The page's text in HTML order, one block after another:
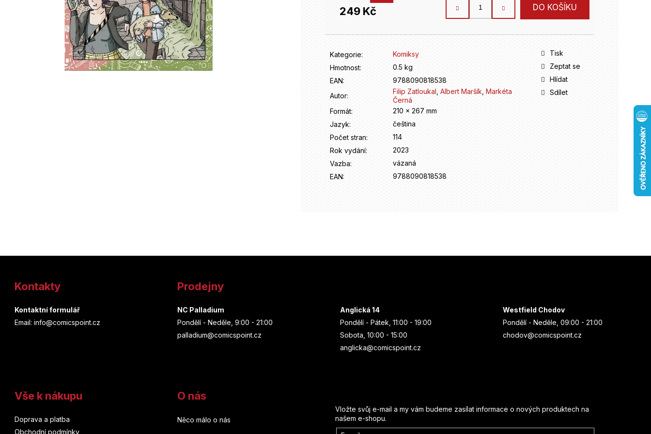
249 Kč
Měrná
DO KOŠÍKU
Kategorie:
Komiksy
Hmotnost:
0.5 kg
EAN:
9788090818538
Autor:
Filip Zatloukal ,Albert Maršík ,Markéta
Černá
Formát:
210 x 267 mm
Jazyk:
čeština
Počet stran:
114
Rok vydání:
2023
Vazba:
vázaná
EAN: 9788090818538
Tisk
Zeptat se
Hlídat
Sdílet
Kontakty
Kontaktní formulář
Email: info@comicspoint.cz
Prodejny
NC Palladium
Pondělí - Neděle, 9:00 - 21:00
palladium@comicspoint.cz
Anglická 14
Pondělí - Pátek, 11:00 - 19:00
Sobota, 10:00 - 15:00
anglicka@comicspoint.cz
Westfield Chodov
Pondělí - Neděle, 09:00 - 21:00
chodov@comicspoint.cz
Vše k nákupu
Doprava a platba
Obchodní podmínky
O nás
Něco málo o nás
Vložte svůj e-mail a my vám budeme zasílat informace o nových produktech na
našem e-shopu.